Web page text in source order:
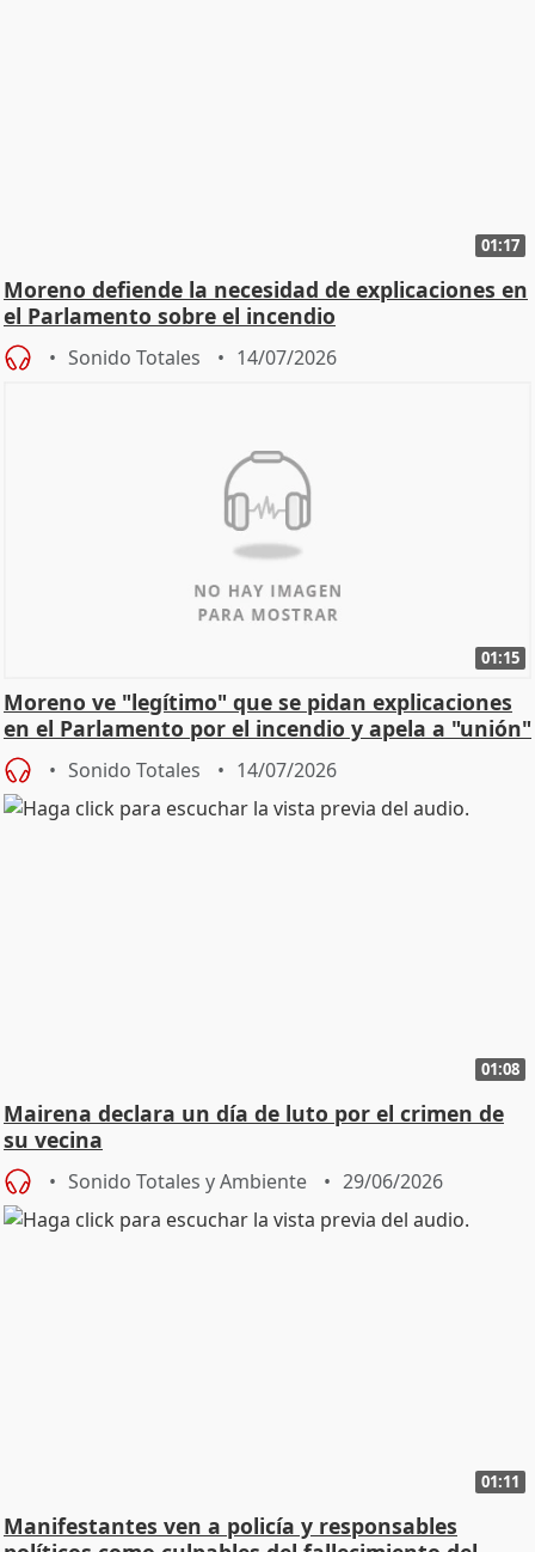
01:17
Moreno defiende la necesidad de explicaciones en
el Parlamento sobre el incendio
Sonido Totales 14/07/2026
01:15
Moreno ve "legítimo" que se pidan explicaciones
en el Parlamento por el incendio y apela a "unión"
y
Sonido Totales 14/07/2026
01:08
Mairena declara un día de luto por el crimen de
su vecina
Sonido Totales y Ambiente 29/06/2026
01:11
Manifestantes ven a policía y responsables